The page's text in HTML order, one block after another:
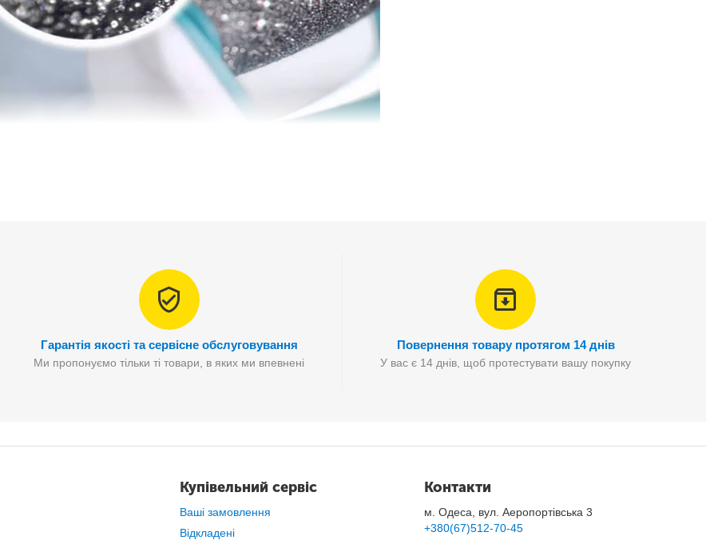
зручність та простота застосування.
Комплектація:
Упаковка (блістер)
Гарантія якості та сервісне обслуговування
Ми пропонуємо тільки ті товари, в яких ми впевнені
Повернення товару протягом 14 днів
У вас є 14 днів, щоб протестувати вашу покупку
Купівельний сервіс
Ваші замовлення
Відкладені
Контакти
м. Одеса, вул. Аеропортівська 3
+380(67)512-70-45